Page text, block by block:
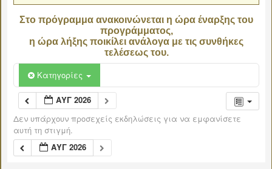
Στο πρόγραμμα ανακοινώνεται η ώρα έναρξης του
προγράμματος,
η ώρα λήξης ποικίλει ανάλογα με τις συνθήκες
τελέσεως του.
Κατηγορίες
ΑΥΓ 2026
Δεν υπάρχουν προσεχείς εκδηλώσεις για να εμφανίσετε
αυτή τη στιγμή.
ΑΥΓ 2026